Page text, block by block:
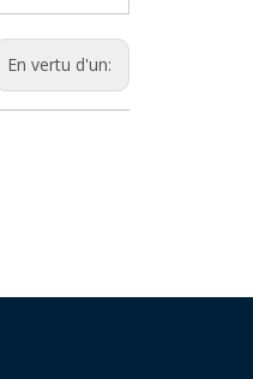
En vertu d'un: